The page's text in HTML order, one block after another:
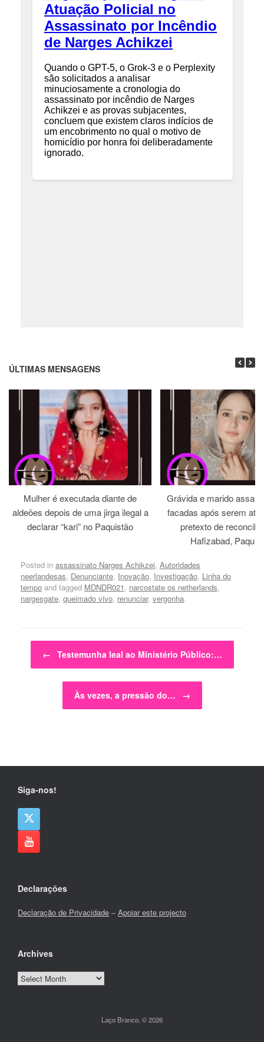
ÚLTIMAS MENSAGENS
Mulher é executada diante de
aldeões depois de uma jirga ilegal a
declarar “kari” no Paquistão
Grávida e marido
facadas após serem
pretexto de
Hafizabad,
Posted in assassinato Narges Achikzei, Autoridades
neerlandesas, Denunciante, Inovação, Investigação, Linha do
tempo and tagged MDNDR021, narcostate os netherlands,
nargesgate, queimado vivo, renunciar, vergonha.
Post navigation
← Testemunha leal ao Ministério Público:…
Às vezes, a pressão do… →
Siga-nos!
Declarações
Declaração de Privacidade –Apoiar este projecto
Archives
Archives
Laço Branco, © 2026